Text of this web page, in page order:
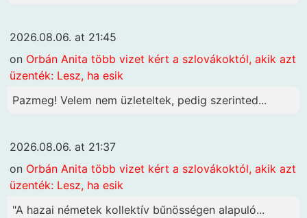
2026.08.06. at 21:45
on Orbán Anita több vizet kért a szlovákoktól, akik azt
üzenték: Lesz, ha esik
Pazmeg! Velem nem üzleteltek, pedig szerinted...
2026.08.06. at 21:37
on Orbán Anita több vizet kért a szlovákoktól, akik azt
üzenték: Lesz, ha esik
"A hazai németek kollektív bűnösségen alapuló...